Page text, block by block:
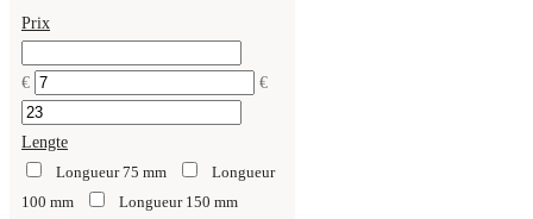
Prix
€ €
Lengte
Longueur 75 mm
Longueur
100 mm
Longueur 150 mm